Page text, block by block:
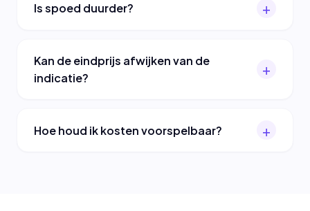
Is spoed duurder?
Kan de eindprijs afwijken van de
indicatie?
Hoe houd ik kosten voorspelbaar?